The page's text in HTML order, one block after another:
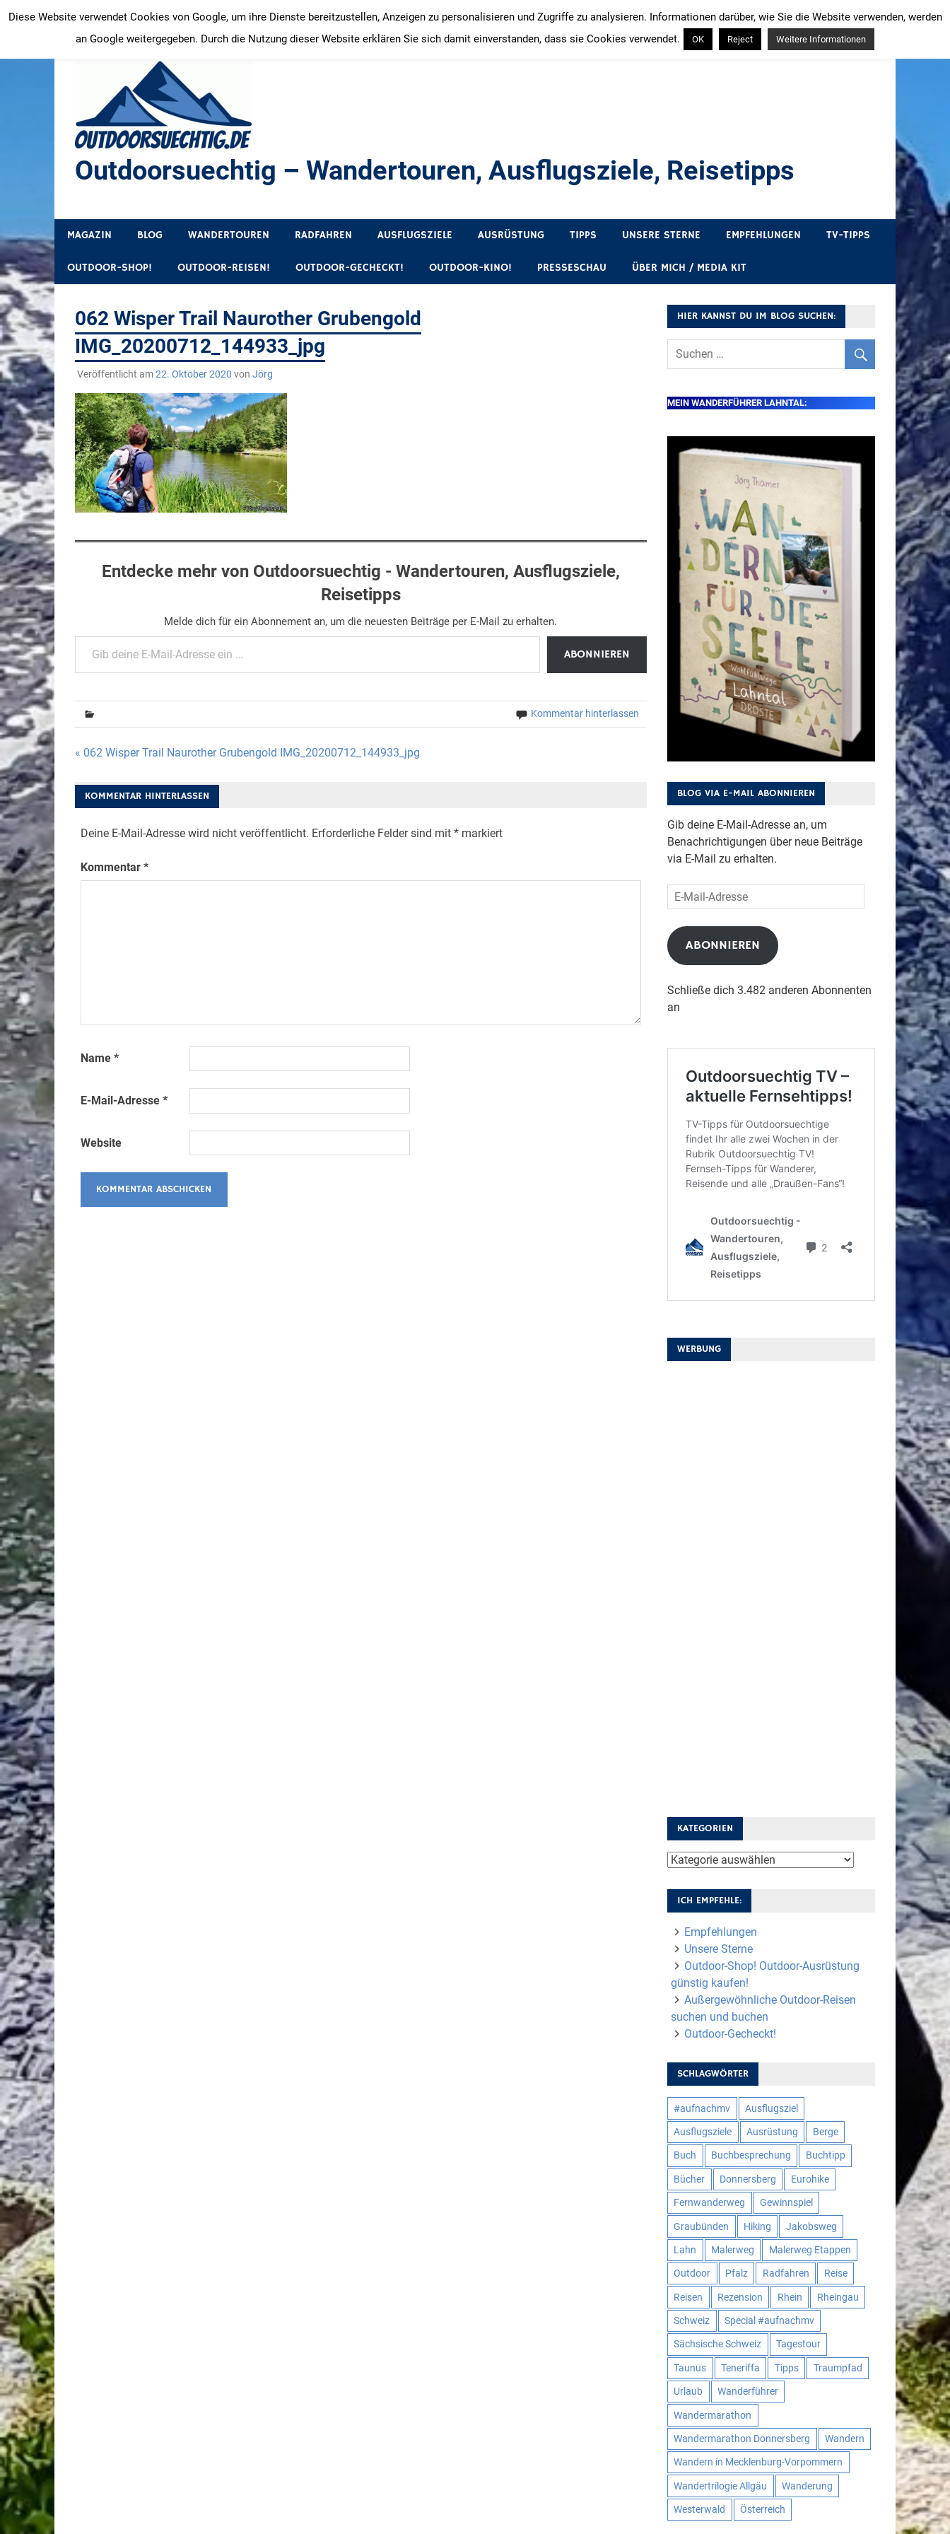
Inhalt
springen
Outdoorsuechtig – Wandertouren, Ausflugsziele, Reisetipps
MAGAZIN BLOG WANDERTOUREN RADFAHREN AUSFLUGSZIELE AUSRÜSTUNG TIPPS UNSERE STERNE EMPFEHLUNGEN TV-TIPPS
OUTDOOR-SHOP! OUTDOOR-REISEN! OUTDOOR-GECHECKT! OUTDOOR-KINO! PRESSESCHAU ÜBER MICH / MEDIA KIT
062 Wisper Trail Naurother Grubengold
IMG_20200712_144933_jpg
Veröffentlicht am22. Oktober 2020 von Jörg
Entdecke mehr von Outdoorsuechtig - Wandertouren, Ausflugsziele,
Reisetipps
Melde dich für ein Abonnement an, um die neuesten Beiträge per E-Mail zu erhalten.
Gib deine E-Mail-Adresse ein ...
ABONNIEREN
Kommentar hinterlassen
Beitragsnavigation
« 062 Wisper Trail Naurother Grubengold IMG_20200712_144933_jpg
KOMMENTAR HINTERLASSEN
Deine E-Mail-Adresse wird nicht veröffentlicht. Erforderliche Felder sind mit *markiert
Kommentar *
Name *
E-Mail-Adresse *
Website
HIER KANNST DU IM BLOG SUCHEN:
MEIN WANDERFÜHRER LAHNTAL:
BLOG VIA E-MAIL ABONNIEREN
Gib deine E-Mail-Adresse an, um
Benachrichtigungen über neue Beiträge
via E-Mail zu erhalten.
E-
Mail-
Adresse
ABONNIEREN
Schließe dich 3.482 anderen Abonnenten
an
WERBUNG
KATEGORIEN
Kategorien
ICH EMPFEHLE:
Empfehlungen
Unsere Sterne
Outdoor-Shop! Outdoor-Ausrüstung
günstig kaufen!
Außergewöhnliche Outdoor-Reisen
suchen und buchen
Outdoor-Gecheckt!
SCHLAGWÖRTER
#aufnachmv Ausflugsziel
Ausflugsziele Ausrüstung Berge
Buch Buchbesprechung Buchtipp
Bücher Donnersberg Eurohike
Fernwanderweg Gewinnspiel
Graubünden Hiking Jakobsweg
Lahn Malerweg Malerweg Etappen
Outdoor Pfalz Radfahren Reise
Reisen Rezension Rhein Rheingau
Schweiz Special #aufnachmv
Sächsische Schweiz Tagestour
Taunus Teneriffa Tipps Traumpfad
Urlaub Wanderführer
Wandermarathon
Wandermarathon Donnersberg Wandern
Wandern in Mecklenburg-Vorpommern
Wandertrilogie Allgäu Wanderung
Westerwald Österreich
Diese Website verwendet Cookies von Google, um ihre Dienste bereitzustellen, Anzeigen zu personalisieren und Zugriffe zu analysieren. Informationen darüber, wie Sie die Website verwenden, werden
an Google weitergegeben. Durch die Nutzung dieser Website erklären Sie sich damit einverstanden, dass sie Cookies verwendet.
OK Reject Weitere Informationen